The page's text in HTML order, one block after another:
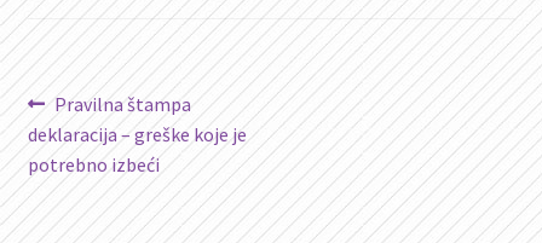
Kretanje
članka
Prethodni
članak:
Pravilna štampa
deklaracija – greške koje je
potrebno izbeći